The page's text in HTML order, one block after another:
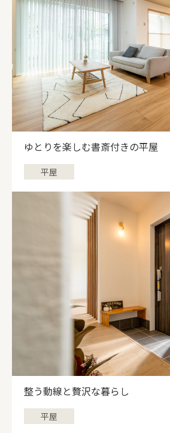
ゆとりを楽しむ書斎付きの平屋
平屋
整う動線と贅沢な暮らし
平屋